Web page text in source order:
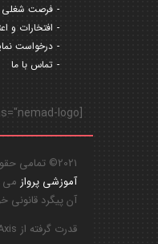
فرصت شغلی
افتخارات و
درخواست
تماس با ما
[rev_slider alias="nemad-logo"]
2021© تمامی حقوق این سایت متعلق به
آموزشی پرواز می
آن پیگرد قانونی
قدرت گرفته از